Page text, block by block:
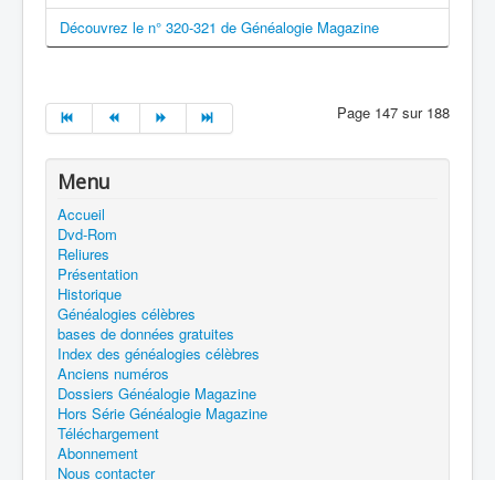
Découvrez le n° 320-321 de Généalogie Magazine
Page 147 sur 188
Menu
Accueil
Dvd-Rom
Reliures
Présentation
Historique
Généalogies célèbres
bases de données gratuites
Index des généalogies célèbres
Anciens numéros
Dossiers Généalogie Magazine
Hors Série Généalogie Magazine
Téléchargement
Abonnement
Nous contacter